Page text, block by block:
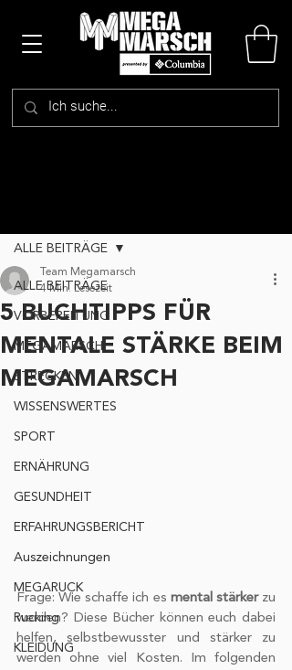
ALLE BEITRÄGE
VORBEREITUNG
MEGAMARSCH
STRECKEN
WISSENSWERTES
SPORT
ERNÄHRUNG
GESUNDHEIT
ERFAHRUNGSBERICHT
Auszeichnungen
MEGARUCK
Rucking
KLEIDUNG
ALLE BEITRÄGE
5 BUCHTIPPS FÜR
MENTALE STÄRKE BEIM
MEGAMARSCH
Team Megamarsch
4 Min. Lesezeit
Frage: Wie schaffe ich es mental stärker zu
werden? Diese Bücher können euch dabei
helfen, selbstbewusster und stärker zu
werden ohne viel Kosten. Im folgenden